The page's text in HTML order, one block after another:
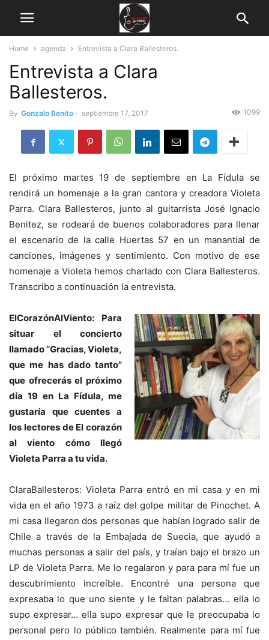
Home agenda Entrevista a Clara Ballesteros.
Entrevista a Clara
Ballesteros.
By Gonzalo Benito - septiembre 17, 2017 1099
El próximo martes 19 de septiembre en La Fídula se
rendirá un homenaje a la gran cantora y creadora Violeta
Parra. Clara Ballesteros, junto al guitarrista José Ignacio
Benitez, se rodeará de buenos colaboradores para llenar
el escenario de la calle Huertas 57 en un manantial de
canciones, imágenes y sentimiento. Con motivo de ese
homenaje a Violeta hemos charlado con Clara Ballesteros.
Transcribo a continuación la entrevista.
ElCorazónAlViento: Para
situar el concierto
llamado “Gracias, Violeta,
que me has dado tanto”
que ofrecerás el próximo
día 19 en La Fídula, me
gustaría que cuentes a
los lectores de El corazón
al viento cómo llegó
Violeta Parra a tu vida.
ClaraBallesteros: Violeta Parra entró en mi casa y en mi
vida en el año 1973 a raíz del golpe militar de Pinochet. A
mi casa llegaron dos personas que habían logrado salir de
Chile a través de la Embajada de Suecia, que ayudó a
muchas personas a salir del país, y traían bajo el brazo un
LP de Violeta Parra. Me lo regalaron y para para mí fue un
descubrimiento increíble. Encontré una persona que
expresaba lo que uno siente y le faltan palabras… ella lo
supo expresar… ella supo expresar que le preocupaba lo
personal pero lo público también. Realmente para mí fue